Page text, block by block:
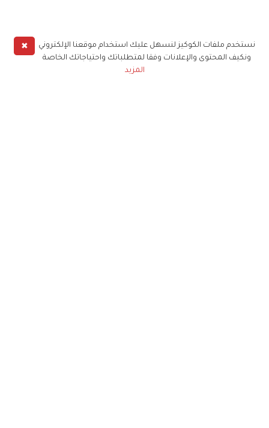
✖
نستخدم ملفات الكوكيز لنسهل عليك استخدام موقعنا الإلكتروني
ونكيف المحتوى والإعلانات وفقا لمتطلباتك واحتياجاتك الخاصة
المزيد